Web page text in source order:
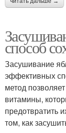
способ
Засушивание
эффективных
метод
витамины,
предотвратить
том, как